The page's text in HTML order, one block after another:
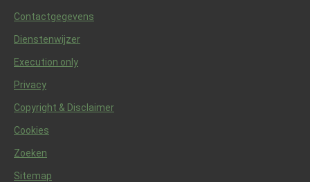
Contactgegevens
Dienstenwijzer
Execution only
Privacy
Copyright & Disclaimer
Cookies
Zoeken
Sitemap